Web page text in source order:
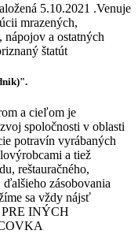
5.10.2021 .Venuje
mrazených,
nápojov a ostatných
štatút
a cieľom je
spoločnosti v oblasti
potravín vyrábaných
a tiež
reštauračného,
zásobovania
sa vždy nájsť
PRE INÝCH